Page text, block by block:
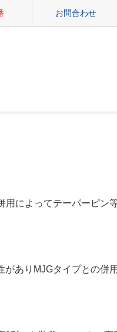
お問合わせ
によってテーパーピン
ありMJGタイプとの併